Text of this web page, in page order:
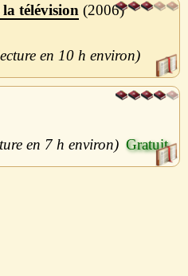
télévision
2006
10 h
7 h